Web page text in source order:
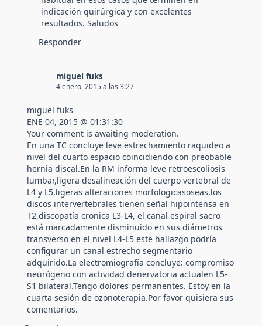
indicación quirúrgica y con excelentes
resultados. Saludos
Responder
miguel fuks
4 enero, 2015 a las 3:27
miguel fuks
ENE 04, 2015 @ 01:31:30
Your comment is awaiting moderation.
En una TC concluye leve estrechamiento raquideo a
nivel del cuarto espacio coincidiendo con preobable
hernia discal.En la RM informa leve retroescoliosis
lumbar,ligera desalineación del cuerpo vertebral de
L4 y L5,ligeras alteraciones morfologicasoseas,los
discos intervertebrales tienen señal hipointensa en
T2,discopatía cronica L3-L4, el canal espiral sacro
está marcadamente disminuido en sus diámetros
transverso en el nivel L4-L5 este hallazgo podría
configurar un canal estrecho segmentario
adquirido.La electromiografía concluye: compromiso
neurógeno con actividad denervatoria actualen L5-
S1 bilateral.Tengo dolores permanentes. Estoy en la
cuarta sesión de ozonoterapia.Por favor quisiera sus
comentarios.